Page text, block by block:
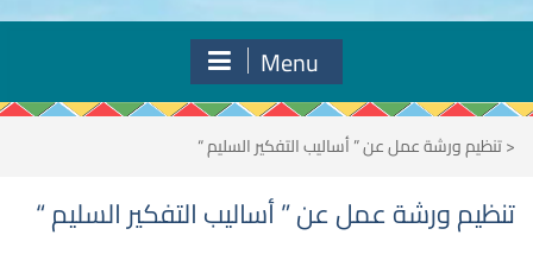
Menu
<تنظيم ورشة عمل عن ” أساليب التفكير السليم “
تنظيم ورشة عمل عن ” أساليب التفكير السليم “